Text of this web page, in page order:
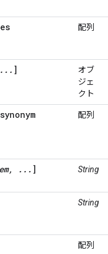
配列
]
オブ
ジェ
クト
配列
... ] String
String
配列